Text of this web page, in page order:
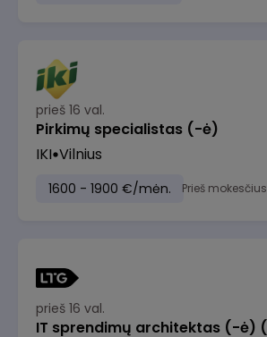
prieš 16 val.
Pirkimų specialistas (-ė)
IKI Vilnius
1600 - 1900 €/mėn. Prieš mokesčius
prieš 16 val.
IT sprendimų architektas (-ė)